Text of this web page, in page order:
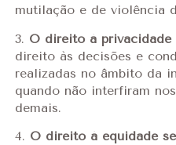
mutilação e de violência
3. O direito à privacidade
direito às decisões e
realizadas no âmbito da
quando não interfiram
demais.
4. O direito à equidade